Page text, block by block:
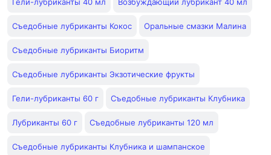
Съедобные лубриканты Кокос Оральные смазки Малина
Съедобные лубриканты Биоритм
Съедобные лубриканты Экзотические фрукты
Гели-лубриканты 60 г Съедобные лубриканты Клубника
Лубриканты 60 г Съедобные лубриканты 120 мл
Съедобные лубриканты Клубника и шампанское